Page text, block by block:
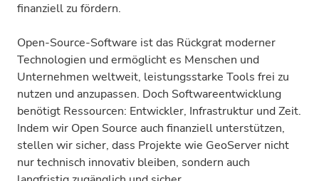
finanziell zu fördern.
Open-Source-Software ist das Rückgrat moderner
Technologien und ermöglicht es Menschen und
Unternehmen weltweit, leistungsstarke Tools frei zu
nutzen und anzupassen. Doch Softwareentwicklung
benötigt Ressourcen: Entwickler, Infrastruktur und Zeit.
Indem wir Open Source auch finanziell unterstützen,
stellen wir sicher, dass Projekte wie GeoServer nicht
nur technisch innovativ bleiben, sondern auch